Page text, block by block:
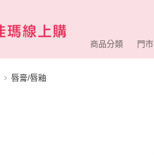
商品分類 門
唇膏/唇釉